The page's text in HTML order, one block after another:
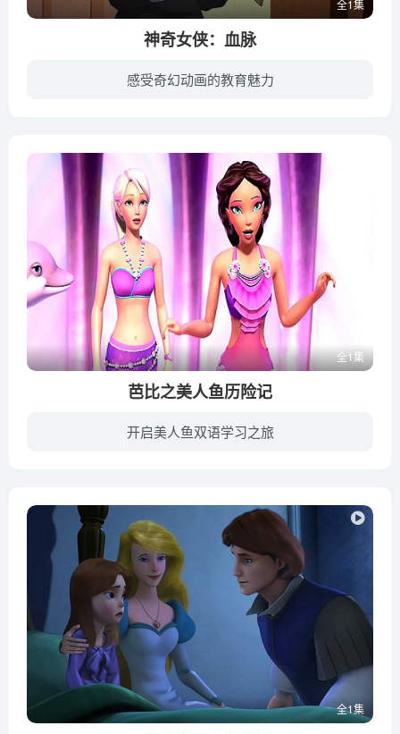
全1集
神奇女侠：血脉
感受奇幻动画的教育魅力
全1集
芭比之美人鱼历险记
开启美人鱼双语学习之旅
全1集